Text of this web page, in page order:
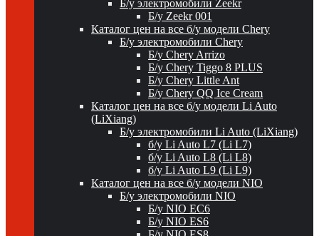
Б/у электромобили Zeekr
Б/у Zeekr 001
Каталог цен на все б/у модели Chery
Б/у электромобили Chery
Б/у Chery Arrizo
Б/у Chery Tiggo 8 PLUS
Б/у Chery Little Ant
Б/у Chery QQ Ice Cream
Каталог цен на все б/у модели Li Auto
(LiXiang)
Б/у электромобили Li Auto (LiXiang)
б/у Li Auto L7 (Li L7)
б/у Li Auto L8 (Li L8)
б/у Li Auto L9 (Li L9)
Каталог цен на все б/у модели NIO
Б/у электромобили NIO
Б/у NIO EC6
Б/у NIO ES6